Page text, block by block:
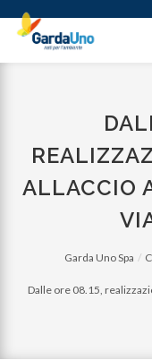
Gardauno
Spa
ALLACCIO
Garda Uno Spa
Dalle ore 08.15,